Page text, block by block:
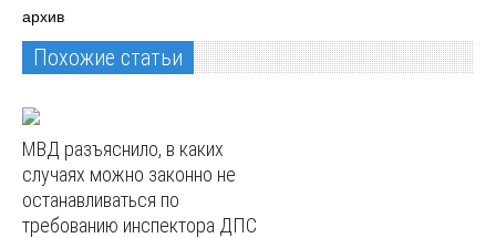
архив
Похожие статьи
МВД разъяснило, в каких
случаях можно законно не
останавливаться по
требованию инспектора ДПС